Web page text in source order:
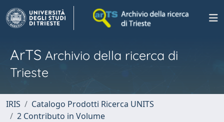
ArTS Archivio della ricerca di
Trieste
IRIS
Catalogo Prodotti Ricerca UNITS
2 Contributo in Volume